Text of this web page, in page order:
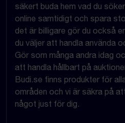
säkert buda hem vad du
online samtidigt och spara
det är billigare gör du också
du väljer att handla använda
Gör som många andra idag
att handla hållbart på
Budi.se finns produkter för
områden och vi är säkra på
något just för dig.